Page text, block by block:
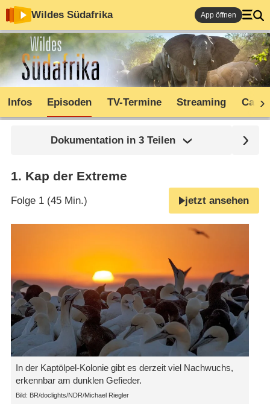
Wildes Südafrika App öffnen
Infos Episoden TV-Termine Streaming Cast
Dokumentation in 3 Teilen
1. Kap der Extreme
Folge 1 (45 Min.) jetzt ansehen
In der Kaptölpel-Kolonie gibt es derzeit viel Nachwuchs,
erkennbar am dunklen Gefieder.
Bild: BR/doclights/NDR/Michael Riegler